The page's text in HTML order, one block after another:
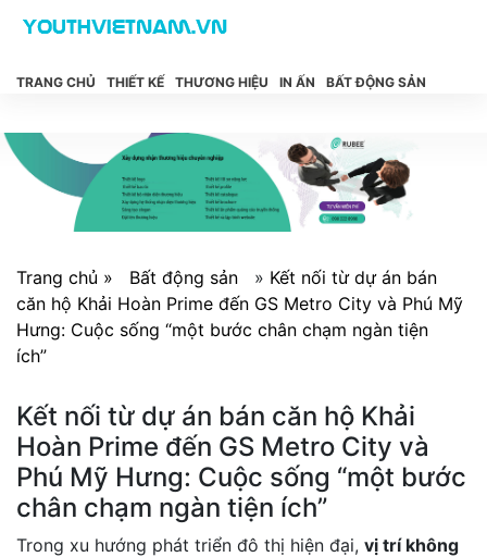
TRANG CHỦ THIẾT KẾ THƯƠNG HIỆU IN ẤN BẤT ĐỘNG SẢN
Trang chủ » Bất động sản » Kết nối từ dự án bán
căn hộ Khải Hoàn Prime đến GS Metro City và Phú Mỹ
Hưng: Cuộc sống “một bước chân chạm ngàn tiện
ích”
Kết nối từ dự án bán căn hộ Khải
Hoàn Prime đến GS Metro City và
Phú Mỹ Hưng: Cuộc sống “một bước
chân chạm ngàn tiện ích”
Trong xu hướng phát triển đô thị hiện đại, vị trí không